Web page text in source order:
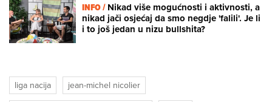
INFO /Nikad više mogućnosti i aktivnosti, a
nikad jači osjećaj da smo negdje 'falili'. Je li
i to još jedan u nizu bullshita?
liga nacija
jean-michel nicolier